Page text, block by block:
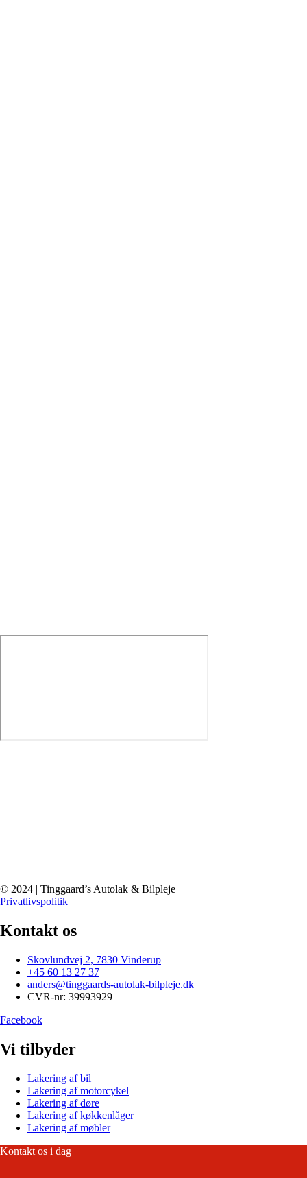
© 2024 | Tinggaard’s Autolak & Bilpleje
Privatlivspolitik
Kontakt os
Skovlundvej 2, 7830 Vinderup
+45 60 13 27 37
anders@tinggaards-autolak-bilpleje.dk
CVR-nr: 39993929
Facebook
Vi tilbyder
Lakering af bil
Lakering af motorcykel
Lakering af døre
Lakering af køkkenlåger
Lakering af møbler
Kontakt os i dag